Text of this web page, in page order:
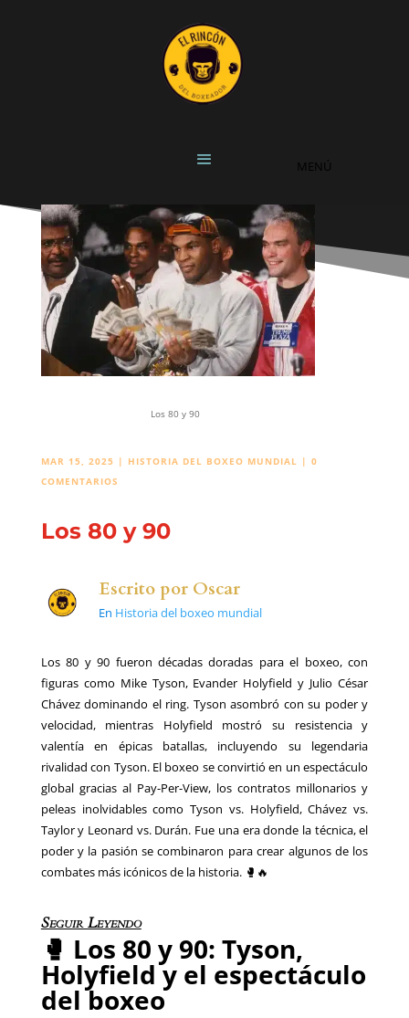
Los 80 y 90
MAR 15, 2025 | HISTORIA DEL BOXEO MUNDIAL | 0
COMENTARIOS
Los 80 y 90
Escrito por Oscar
En Historia del boxeo mundial
Los 80 y 90 fueron décadas doradas para el boxeo, con
figuras como Mike Tyson, Evander Holyfield y Julio César
Chávez dominando el ring. Tyson asombró con su poder y
velocidad, mientras Holyfield mostró su resistencia y
valentía en épicas batallas, incluyendo su legendaria
rivalidad con Tyson. El boxeo se convirtió en un espectáculo
global gracias al Pay-Per-View, los contratos millonarios y
peleas inolvidables como Tyson vs. Holyfield, Chávez vs.
Taylor y Leonard vs. Durán. Fue una era donde la técnica, el
poder y la pasión se combinaron para crear algunos de los
combates más icónicos de la historia. 🥊🔥
Seguir Leyendo
🥊 Los 80 y 90: Tyson,
Holyfield y el espectáculo
del boxeo